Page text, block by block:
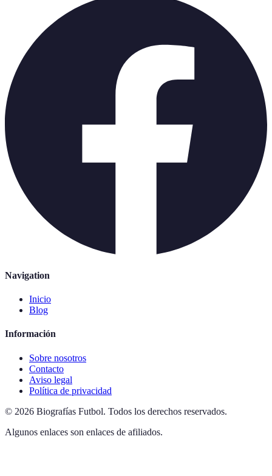
Navigation
Inicio
Blog
Información
Sobre nosotros
Contacto
Aviso legal
Política de privacidad
© 2026 Biografías Futbol. Todos los derechos reservados.
Algunos enlaces son enlaces de afiliados.